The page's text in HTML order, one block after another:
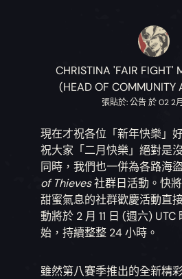
CHRISTINA 'FAIR FIGHT'
(HEAD OF COMMUNITY
張貼於: 公告 於 02 2
現在才祝各位「新年快樂」
祝大家「二月快樂」絕對是
同時，我們也一併為各路海
of Thieves社群日活動。快
甜蜜氣息的社群歡慶活動直
動將於 2 月 11 日 (週六) UTC
始，持續整整 24 小時。
雖然第八賽季推出的全新精